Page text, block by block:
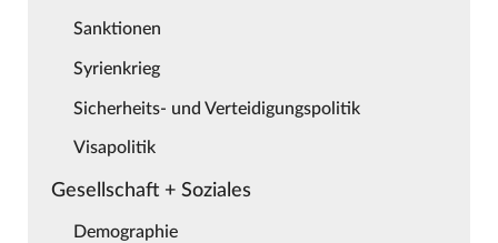
Sanktionen
Syrienkrieg
Sicherheits- und Verteidigungspolitik
Visapolitik
Gesellschaft + Soziales
Demographie